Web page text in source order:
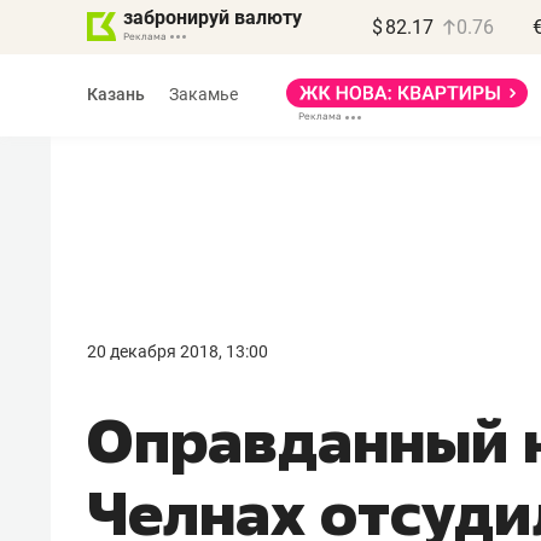
забронируй валюту $ 82.17 0.76
Казань Закамье
20 декабря 2018, 13:00
Оправданный
Челнах
правил, бизнес может
потерять минимум